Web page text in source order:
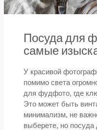
Посуда для
самые
У красивой
помимо света
для фудфото, где
Это может быть
минимализм, не
выберете, но